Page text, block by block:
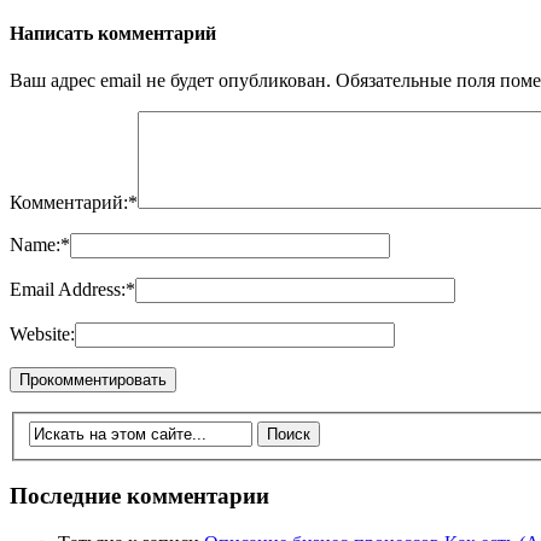
Написать комментарий
Ваш адрес email не будет опубликован. Обязательные поля
Комментарий:*
Name:*
Email Address:*
Website:
Последние комментарии